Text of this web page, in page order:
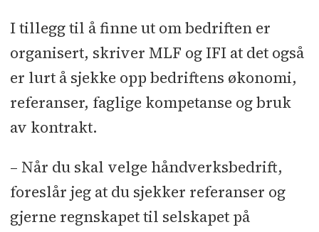
I tillegg til å finne ut om bedriften er
organisert, skriver MLF og IFI at det også
er lurt å sjekke opp bedriftens økonomi,
referanser, faglige kompetanse og bruk
av kontrakt.
– Når du skal velge håndverksbedrift,
foreslår jeg at du sjekker referanser og
gjerne regnskapet til selskapet på